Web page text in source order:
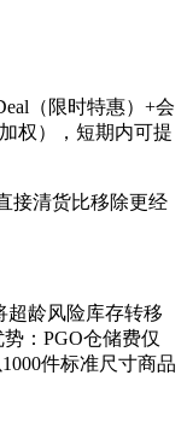
（限时特惠）+会
权），短期内可提
接清货比移除更经
超龄风险库存转移
：PGO仓储费仅
件标准尺寸商品